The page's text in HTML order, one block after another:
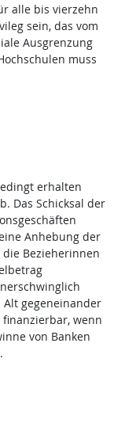
alle bis vierzehn
sein, das vom
Ausgrenzung
muss
erhalten
Das Schicksal der
Anhebung der
Bezieherinnen
Alt gegeneinander
finanzierbar, wenn
von Banken